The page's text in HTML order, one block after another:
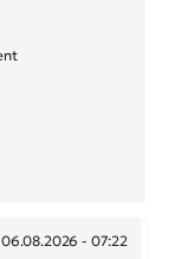
06.08.2026 - 07:22